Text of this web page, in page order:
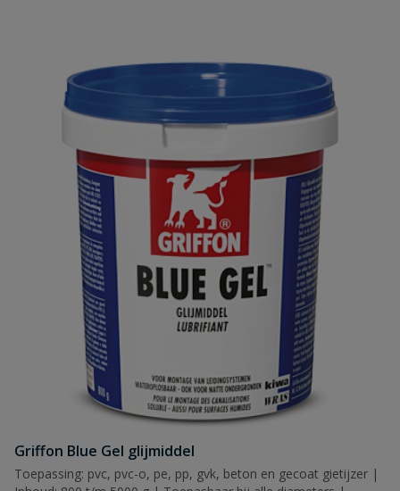
Griffon Blue Gel glijmiddel
Toepassing: pvc, pvc-o, pe, pp, gvk, beton en gecoat gietijzer |